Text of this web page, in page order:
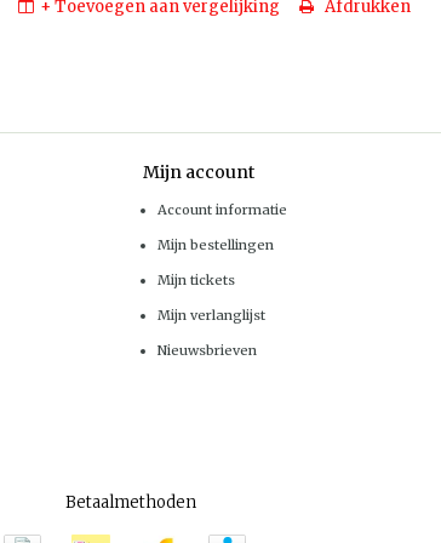
+ Toevoegen aan vergelijking Afdrukken
Mijn account
Account informatie
Mijn bestellingen
Mijn tickets
Mijn verlanglijst
Nieuwsbrieven
Betaalmethoden